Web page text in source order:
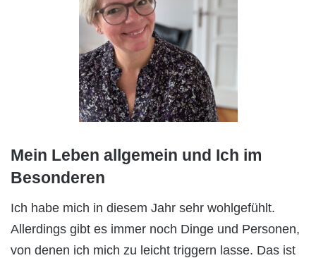
Mein Leben allgemein und Ich im
Besonderen
Ich habe mich in diesem Jahr sehr wohlgefühlt.
Allerdings gibt es immer noch Dinge und Personen,
von denen ich mich zu leicht triggern lasse. Das ist